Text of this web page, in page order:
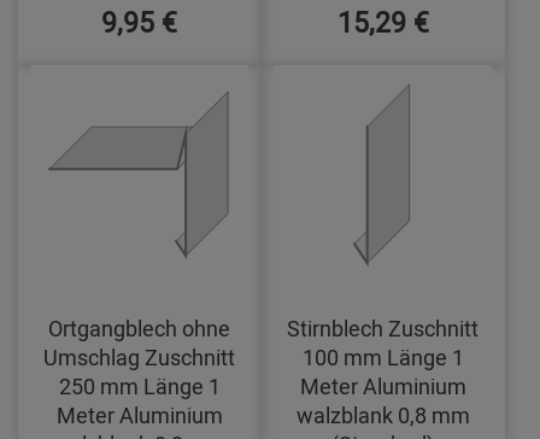
9,95 € 15,29 €
Ortgangblech ohne
Umschlag Zuschnitt
250 mm Länge 1
Meter Aluminium
Stirnblech Zuschnitt
100 mm Länge 1
Meter Aluminium
walzblank 0,8 mm